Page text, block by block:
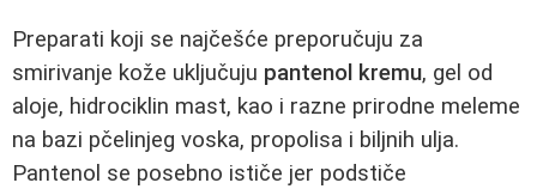
Preparati koji se najčešće preporučuju za
smirivanje kože uključuju pantenol kremu, gel od
aloje, hidrociklin mast, kao i razne prirodne meleme
na bazi pčelinjeg voska, propolisa i biljnih ulja.
Pantenol se posebno ističe jer podstiče